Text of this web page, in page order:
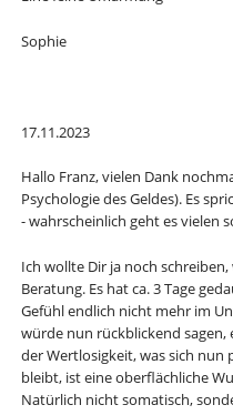
Sophie
17.11.2023
Hallo Franz, vielen Dank
Psychologie des Geldes). Es
- wahrscheinlich geht es vielen
Ich wollte Dir ja noch
Beratung. Es hat ca. 3 Tage
Gefühl endlich nicht mehr im
würde nun rückblickend
der Wertlosigkeit, was sich nun
bleibt, ist eine oberflächliche
Natürlich nicht somatisch,